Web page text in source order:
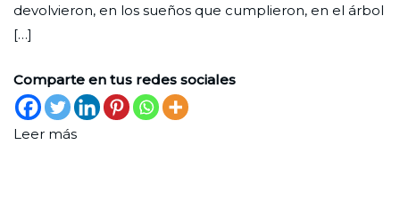
devolvieron, en los sueños que cumplieron, en el árbol
[…]
Comparte en tus redes sociales
Leer más